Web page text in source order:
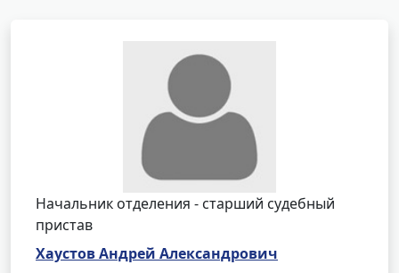
Начальник отделения - старший судебный
пристав
Хаустов Андрей Александрович